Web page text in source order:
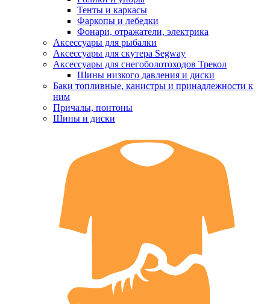
Тенты и каркасы
Фаркопы и лебедки
Фонари, отражатели, электрика
Аксессуары для рыбалки
Аксессуары для скутера Segway
Аксессуары для снегоболотоходов Трекол
Шины низкого давления и диски
Баки топливные, канистры и принадлежности к
ним
Причалы, понтоны
Шины и диски